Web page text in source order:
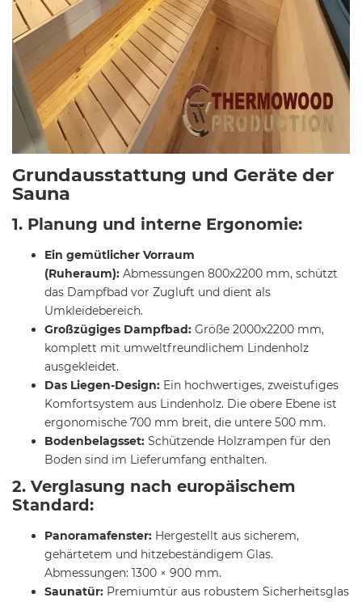
Grundausstattung und Geräte der
Sauna
1. Planung und interne Ergonomie:
Ein gemütlicher Vorraum
(Ruheraum): Abmessungen 800x2200 mm, schützt
das Dampfbad vor Zugluft und dient als
Umkleidebereich.
Großzügiges Dampfbad: Größe 2000x2200 mm,
komplett mit umweltfreundlichem Lindenholz
ausgekleidet.
Das Liegen-Design: Ein hochwertiges, zweistufiges
Komfortsystem aus Lindenholz. Die obere Ebene ist
ergonomische 700 mm breit, die untere 500 mm.
Bodenbelagsset: Schützende Holzrampen für den
Boden sind im Lieferumfang enthalten.
2. Verglasung nach europäischem
Standard:
Panoramafenster: Hergestellt aus sicherem,
gehärtetem und hitzebeständigem Glas.
Abmessungen: 1300 × 900 mm.
Saunatür: Premiumtür aus robustem Sicherheitsglas